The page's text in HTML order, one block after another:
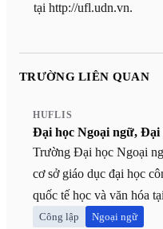
tại http://ufl.udn.vn.
TRƯỜNG LIÊN QUAN
HUFLIS
Đại học Ngoại ngữ,
Trường Đại học Ngoại
cơ sở giáo dục đại học
quốc tế học và văn hóa
Nguyên. Trực thuộc hệ
Công lập Ngoại ngữ